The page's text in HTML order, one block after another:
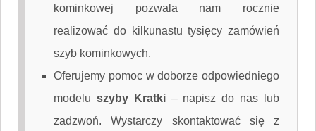
kominkowej pozwala nam rocznie
realizować do kilkunastu tysięcy zamówień
szyb kominkowych.
Oferujemy pomoc w doborze odpowiedniego
modelu szyby Kratki– napisz do nas lub
zadzwoń. Wystarczy skontaktować się z